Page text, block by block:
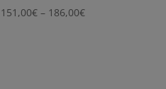
151,00€ – 186,00€Price